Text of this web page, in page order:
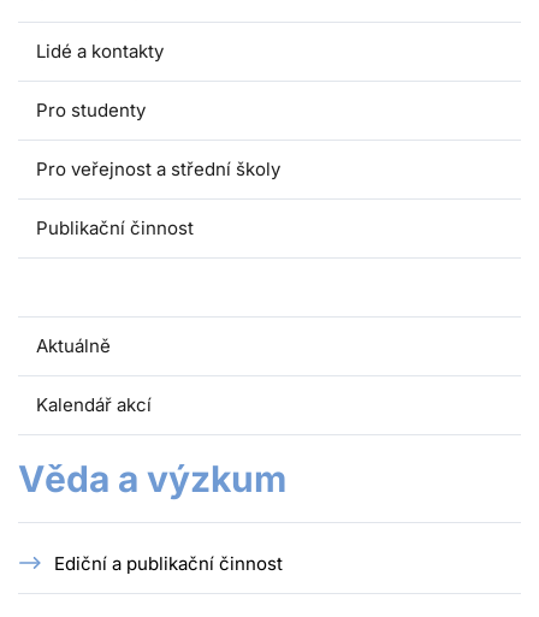
Lidé a kontakty
Pro studenty
Pro veřejnost a střední školy
Publikační činnost
Aktuálně
Kalendář akcí
Věda a výzkum
Ediční a publikační činnost